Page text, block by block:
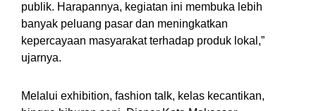
publik. Harapannya, kegiatan ini membuka lebih
banyak peluang pasar dan meningkatkan
kepercayaan masyarakat terhadap produk lokal,”
ujarnya.
Melalui exhibition, fashion talk, kelas kecantikan,